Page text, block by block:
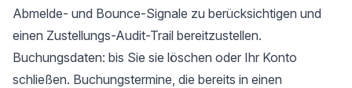
Abmelde- und Bounce-Signale zu berücksichtigen und
einen Zustellungs-Audit-Trail bereitzustellen.
Buchungsdaten: bis Sie sie löschen oder Ihr Konto
schließen. Buchungstermine, die bereits in einen